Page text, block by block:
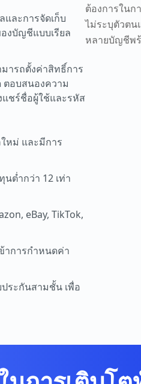
และการจัดเก็บ
งบัญชีแบบเรียล
ารถตั้งค่าสิทธิ์การ
ตอบสนองความ
แชร์ชื่อผู้ใช้และรหัส
หม่ และมีการ
ต่ำกว่า 12 เท่า
eBay, TikTok,
าการกำหนดค่า
ระกันสามชั้น เพื่อ
ต้องการในก
ไม่ระบุตัวตน
หลายบัญชีพ